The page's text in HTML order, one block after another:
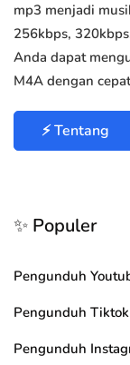
mp3 menjadi
256kbps,
Anda dapat
M4A dengan
⚡ Tentang
✨ Populer
Pengunduh
Pengunduh Tiktok
Pengunduh